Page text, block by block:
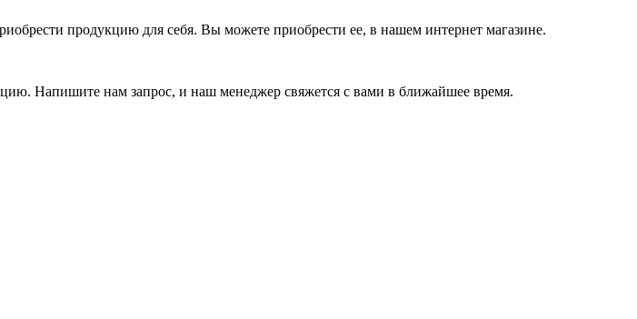
продукцию для себя. Вы можете приобрести ее, в нашем интернет магазине.
Напишите нам запрос, и наш менеджер свяжется с вами в ближайшее время.